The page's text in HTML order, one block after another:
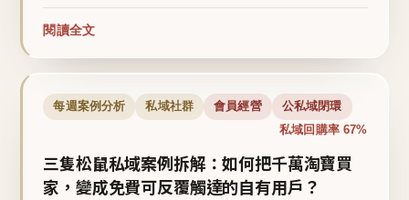
閱讀全文
每週案例分析 私域社群 會員經營 公私域閉環
私域回購率 67%
三隻松鼠私域案例拆解：如何把千萬淘寶買
家，變成免費可反覆觸達的自有用戶？